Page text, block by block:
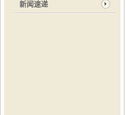
新闻速递